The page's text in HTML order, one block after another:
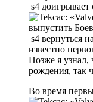
s4
s4 вернуться
известно
Позже я узнал,
рождения, так
Во время